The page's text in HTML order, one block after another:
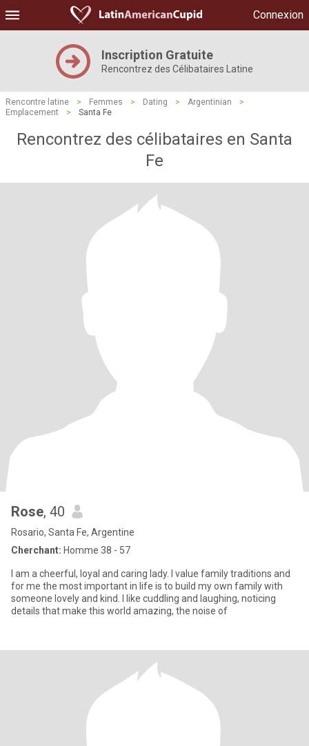
Connexion
Inscription Gratuite
Rencontrez des Célibataires Latine
Rencontre latine > Femmes > Dating > Argentinian
>
Emplacement
> Santa Fe
Rencontrez des célibataires en Santa
Fe
Rose, 40
Rosario, Santa Fe, Argentine
Cherchant: Homme 38 - 57
I am a cheerful, loyal and caring lady. I value family traditions and
for me the most important in life is to build my own family with
someone lovely and kind. I like cuddling and laughing, noticing
details that make this world amazing, the noise of